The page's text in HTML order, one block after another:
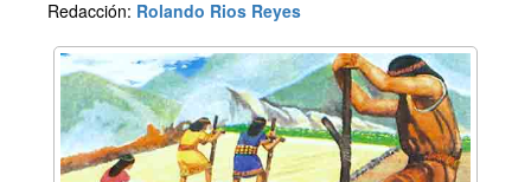
Redacción: Rolando Rios Reyes